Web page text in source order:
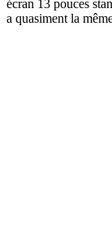
écran 13 pouces
a quasiment la